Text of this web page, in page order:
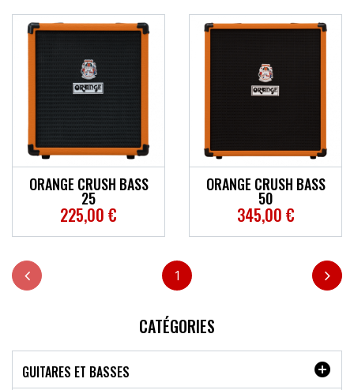
CATÉGORIES
GUITARES ET BASSES 
ORANGE CRUSH BASS
25
225,00 €
ORANGE CRUSH BASS
50
345,00 €
1